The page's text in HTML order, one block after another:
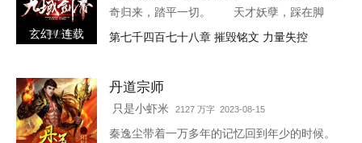
玄幻 / 连载
奇归来，踏平一切。 天才妖孽，踩在脚
下，强者大能，挥手灭杀。 人不犯我，我
第七千四百七十八章 摧毁铭文 力量失控
丹道宗师
只是小虾米 2127 万字 2023-08-15
秦逸尘带着一万多年的记忆回到年少的时候。